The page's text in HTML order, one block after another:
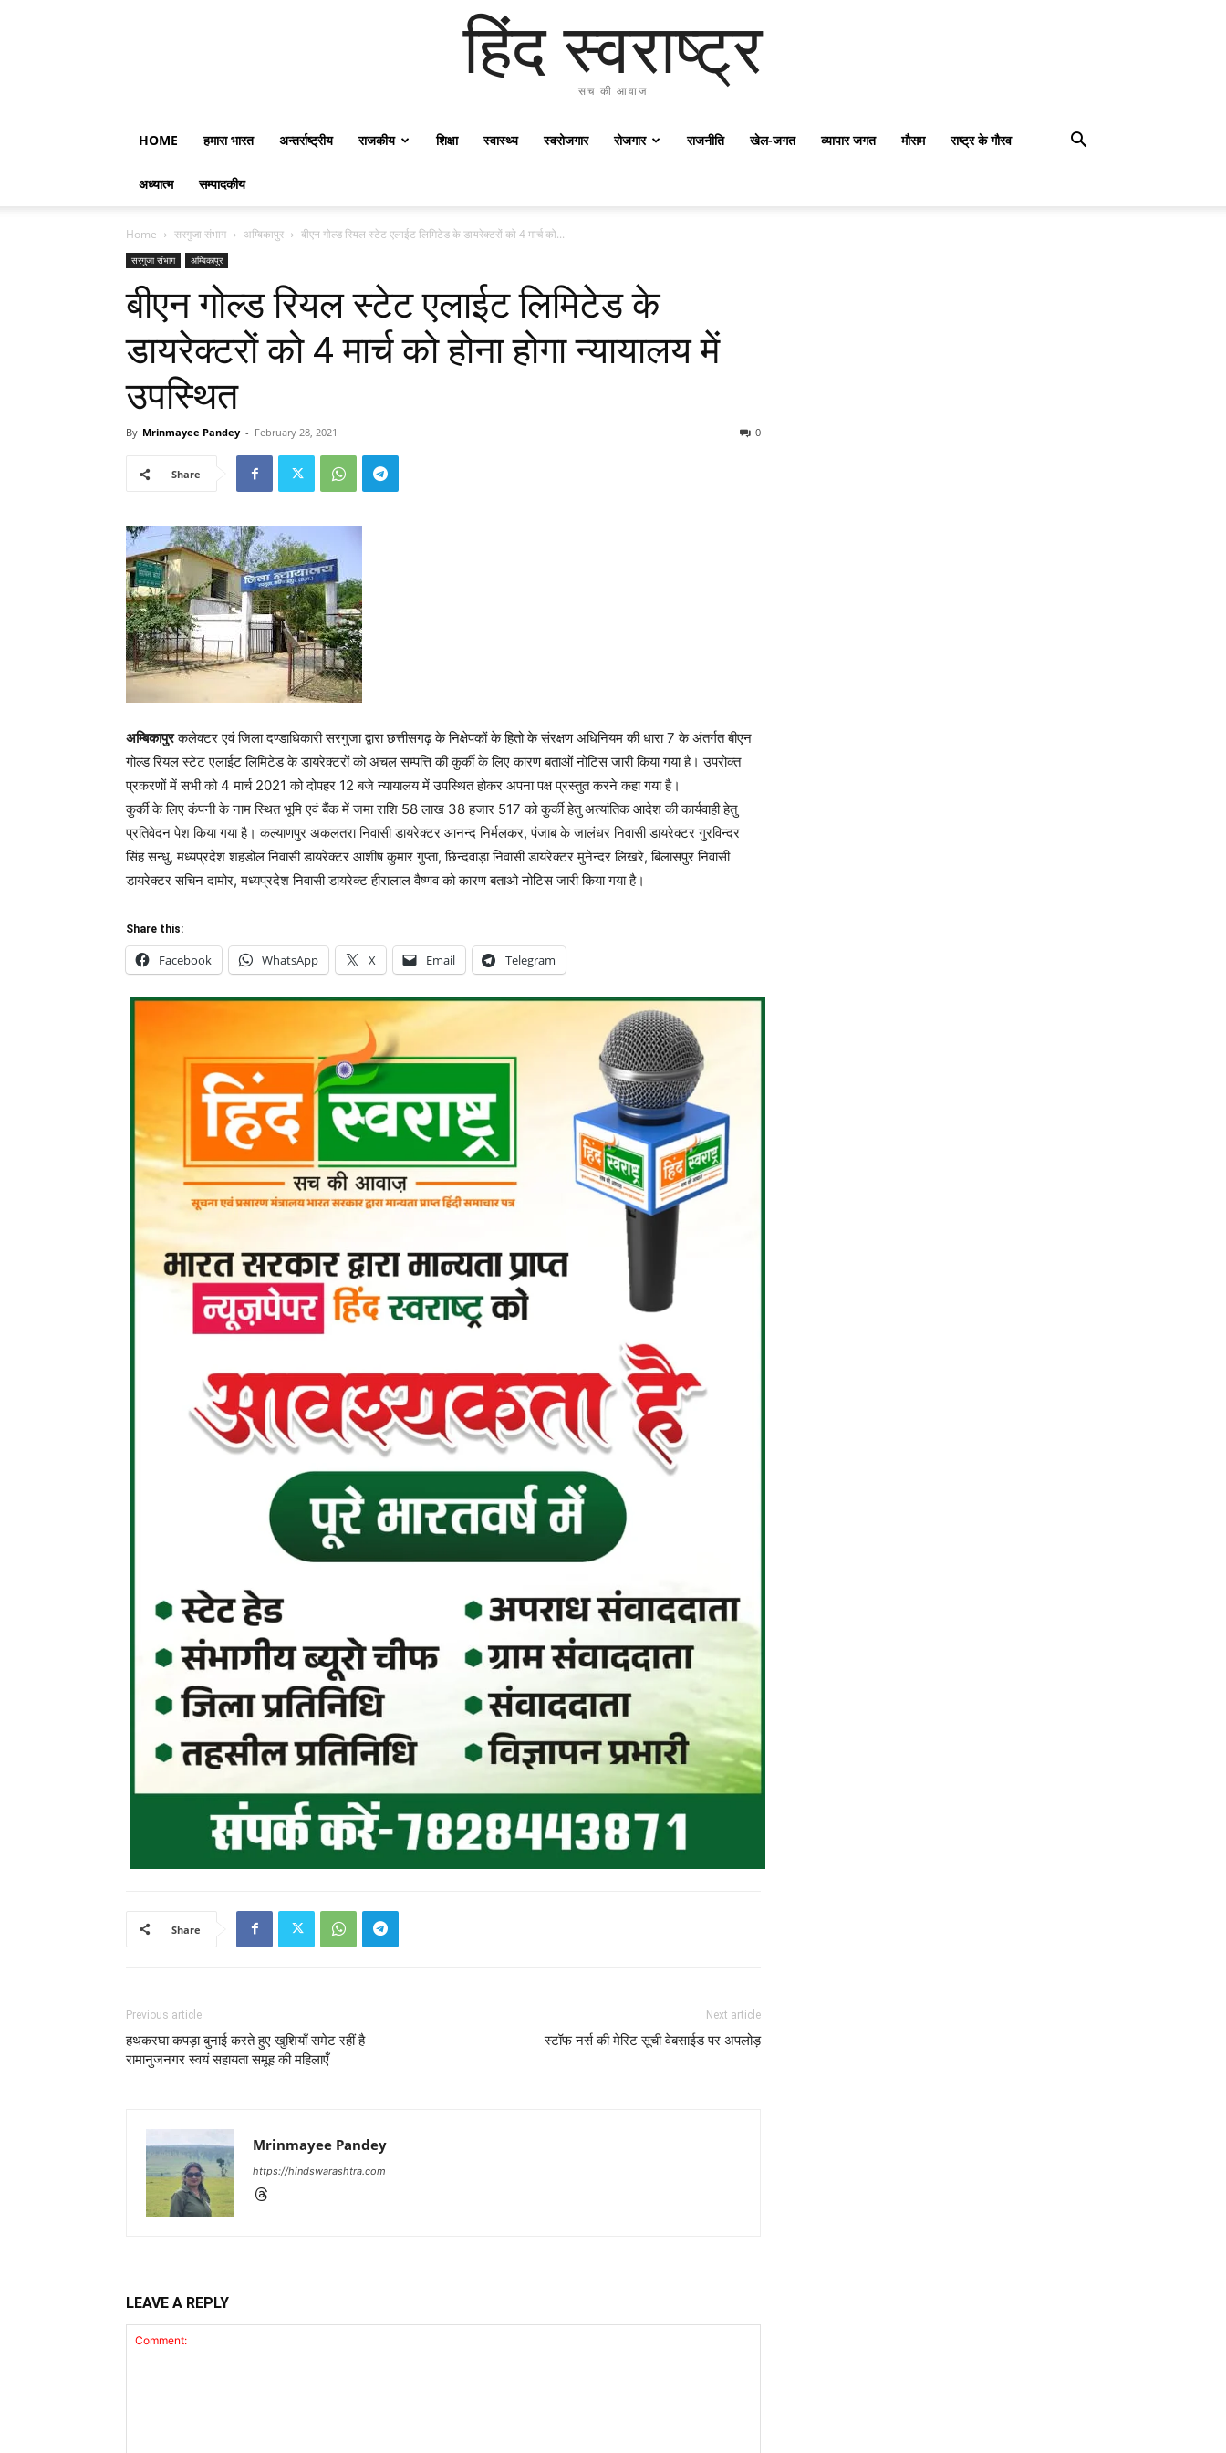
हिंद स्वराष्ट्र
सच की आवाज
HOME हमारा भारत अन्तर्राष्ट्रीय राजकीय शिक्षा स्वास्थ्य स्वरोजगार रोजगार राजनीति खेल-जगत व्यापार जगत मौसम राष्ट्र के गौरव
अध्यात्म सम्पादकीय
Home सरगुजा संभाग अम्बिकापुर बीएन गोल्ड रियल स्टेट एलाईट लिमिटेड के डायरेक्टरों को 4 मार्च को...
सरगुजा संभाग अम्बिकापुर
बीएन गोल्ड रियल स्टेट एलाईट लिमिटेड के
डायरेक्टरों को 4 मार्च को होना होगा न्यायालय में
उपस्थित
By Mrinmayee Pandey - February 28, 2021 0
Share
अम्बिकापुरकलेक्टर एवं जिला दण्डाधिकारी सरगुजा द्वारा छत्तीसगढ़ के निक्षेपकों के हितो के संरक्षण अधिनियम की धारा 7 के अंतर्गत बीएन
गोल्ड रियल स्टेट एलाईट लिमिटेड के डायरेक्टरों को अचल सम्पत्ति की कुर्की के लिए कारण बताओं नोटिस जारी किया गया है। उपरोक्त
प्रकरणों में सभी को 4 मार्च 2021 को दोपहर 12 बजे न्यायालय में उपस्थित होकर अपना पक्ष प्रस्तुत करने कहा गया है।
कुर्की के लिए कंपनी के नाम स्थित भूमि एवं बैंक में जमा राशि 58 लाख 38 हजार 517 को कुर्की हेतु अत्यांतिक आदेश की कार्यवाही हेतु
प्रतिवेदन पेश किया गया है। कल्याणपुर अकलतरा निवासी डायरेक्टर आनन्द निर्मलकर, पंजाब के जालंधर निवासी डायरेक्टर गुरविन्दर
सिंह सन्धु, मध्यप्रदेश शहडोल निवासी डायरेक्टर आशीष कुमार गुप्ता, छिन्दवाड़ा निवासी डायरेक्टर मुनेन्दर लिखरे, बिलासपुर निवासी
डायरेक्टर सचिन दामोर, मध्यप्रदेश निवासी डायरेक्ट हीरालाल वैष्णव को कारण बताओ नोटिस जारी किया गया है।
Share this:
Facebook WhatsApp X Email Telegram
Share
Previous article
हथकरघा कपड़ा बुनाई करते हुए खुशियाँ समेट रहीं है
रामानुजनगर स्वयं सहायता समूह की महिलाएँ
Next article
स्टॉफ नर्स की मेरिट सूची वेबसाईड पर अपलोड़
Mrinmayee Pandey
https://hindswarashtra.com
LEAVE A REPLY